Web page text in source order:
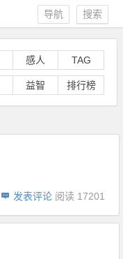
搜索
导航
感人 TAG
益智 排行榜
发表评论 阅读 17201